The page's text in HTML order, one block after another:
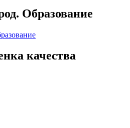
Образование
качества